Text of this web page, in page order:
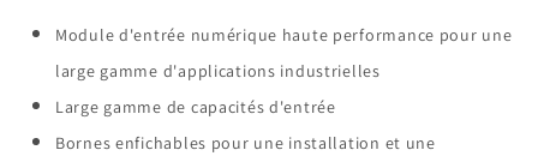
Module d'entrée numérique haute performance pour une
large gamme d'applications industrielles
Large gamme de capacités d'entrée
Bornes enfichables pour une installation et une